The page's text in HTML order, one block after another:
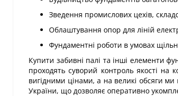
Зведення промислових цехів,
Облаштування опор для ліній
Фундаментні роботи в умовах
Купити забивні палі та інші елементи
проходять суворий контроль якості
вигідними цінами, а на великі обсяги ми
України, що дозволяє оперативно